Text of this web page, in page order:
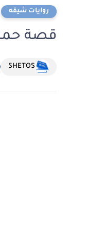
روايات شيقه
قصة
SHETOS